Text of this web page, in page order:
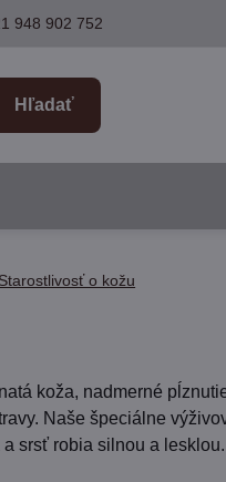
948 902 752
Hľadať
Starostlivosť o kožu
koža, nadmerné
Naše špeciálne
srsť robia silnou a lesklou.